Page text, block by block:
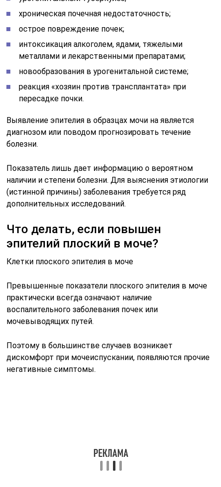
хроническая почечная недостаточность;
острое повреждение почек;
интоксикация алкоголем, ядами, тяжелыми
металлами и лекарственными препаратами;
новообразования в урогенитальной системе;
реакция «хозяин против трансплантата» при
пересадке почки.
Выявление эпителия в образцах мочи на является
диагнозом или поводом прогнозировать течение
болезни.
Показатель лишь дает информацию о вероятном
наличии и степени болезни. Для выяснения этиологии
(истинной причины) заболевания требуется ряд
дополнительных исследований.
Что делать, если повышен
эпителий плоский в моче?
Клетки плоского эпителия в моче
Превышенные показатели плоского эпителия в моче
практически всегда означают наличие
воспалительного заболевания почек или
мочевыводящих путей.
Поэтому в большинстве случаев возникает
дискомфорт при мочеиспускании, появляются прочие
негативные симптомы.